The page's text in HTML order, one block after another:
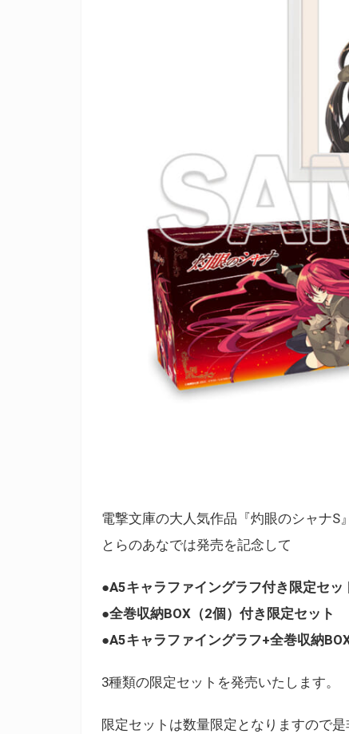
電撃文庫の大人気作品『灼眼のシャナS
とらのあなでは発売を記念して
●A5キャラファイングラフ付き限定セッ
●全巻収納BOX（2個）付き限定セット
●A5キャラファイングラフ+全巻収納
3種類の限定セットを発売いたします。
限定セットは数量限定となりますので